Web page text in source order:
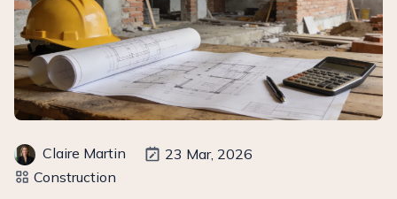
Claire Martin
23 Mar, 2026
Construction